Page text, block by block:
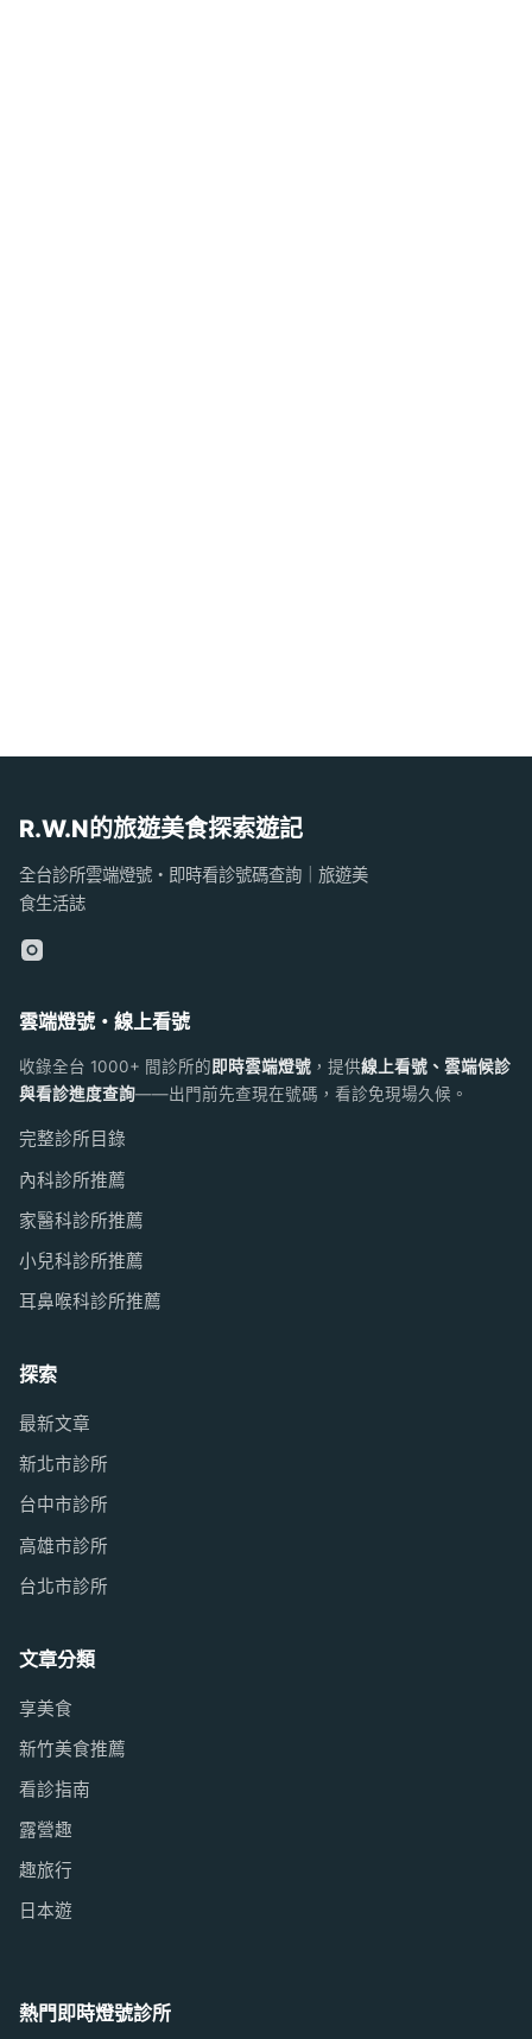
R.W.N的旅遊美食探索遊記
全台診所雲端燈號・即時看診號碼查詢｜旅遊美
食生活誌
雲端燈號・線上看號
收錄全台 1000+ 間診所的即時雲端燈號 ，提供線上看號、雲端候診
與看診進度查詢——出門前先查現在號碼，看診免現場久候。
完整診所目錄
內科診所推薦
家醫科診所推薦
小兒科診所推薦
耳鼻喉科診所推薦
探索
最新文章
新北市診所
台中市診所
高雄市診所
台北市診所
文章分類
享美食
新竹美食推薦
看診指南
露營趣
趣旅行
日本遊
熱門即時燈號診所